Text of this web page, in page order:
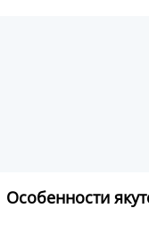
Особенности